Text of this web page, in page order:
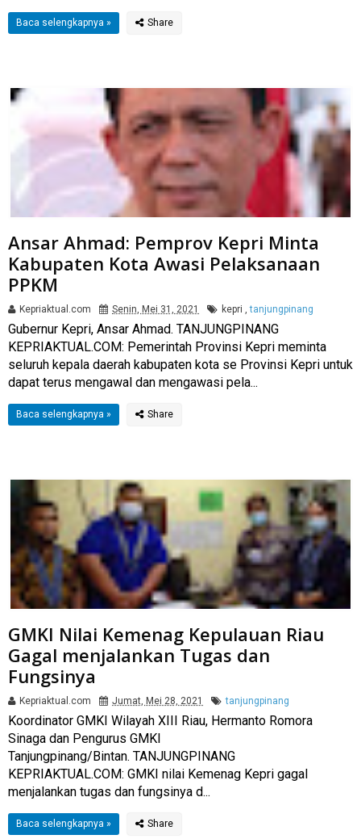
Baca selengkapnya »
Ansar Ahmad: Pemprov Kepri Minta
Kabupaten Kota Awasi Pelaksanaan
PPKM
Kepriaktual.com Senin, Mei 31, 2021 kepri tanjungpinang
Gubernur Kepri, Ansar Ahmad. TANJUNGPINANG
KEPRIAKTUAL.COM: Pemerintah Provinsi Kepri meminta
seluruh kepala daerah kabupaten kota se Provinsi Kepri untuk
dapat terus mengawal dan mengawasi pela...
Baca selengkapnya »
GMKI Nilai Kemenag Kepulauan Riau
Gagal menjalankan Tugas dan
Fungsinya
Kepriaktual.com Jumat, Mei 28, 2021 tanjungpinang
Koordinator GMKI Wilayah XIII Riau, Hermanto Romora
Sinaga dan Pengurus GMKI
Tanjungpinang/Bintan. TANJUNGPINANG
KEPRIAKTUAL.COM: GMKI nilai Kemenag Kepri gagal
menjalankan tugas dan fungsinya d...
Baca selengkapnya »